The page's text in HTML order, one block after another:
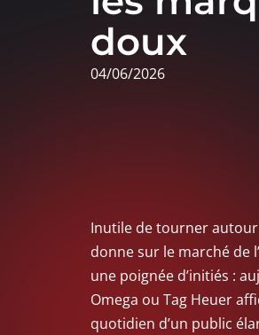
doux
04/06/2026
Inutile de tourner
donne sur le marché de
une poignée d’initiés :
Omega ou Tag Heuer
quotidien d’un public